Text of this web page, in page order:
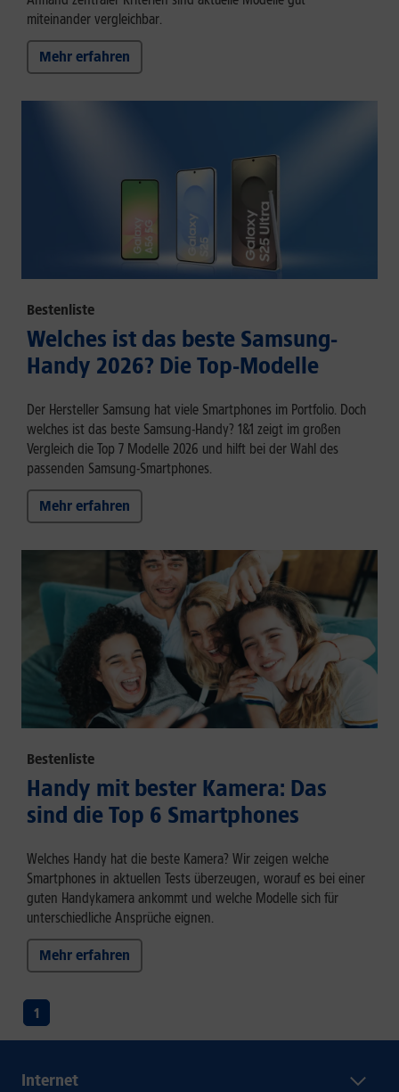
miteinander vergleichbar.
Mehr erfahren
Bestenliste
Welches ist das beste Samsung-
Handy 2026? Die Top-Modelle
Der Hersteller Samsung hat viele Smartphones im Portfolio. Doch
welches ist das beste Samsung-Handy? 1&1 zeigt im großen
Vergleich die Top 7 Modelle 2026 und hilft bei der Wahl des
passenden Samsung-Smartphones.
Mehr erfahren
Bestenliste
Handy mit bester Kamera: Das
sind die Top 6 Smartphones
Welches Handy hat die beste Kamera? Wir zeigen welche
Smartphones in aktuellen Tests überzeugen, worauf es bei einer
guten Handykamera ankommt und welche Modelle sich für
unterschiedliche Ansprüche eignen.
Mehr erfahren
1
Internet